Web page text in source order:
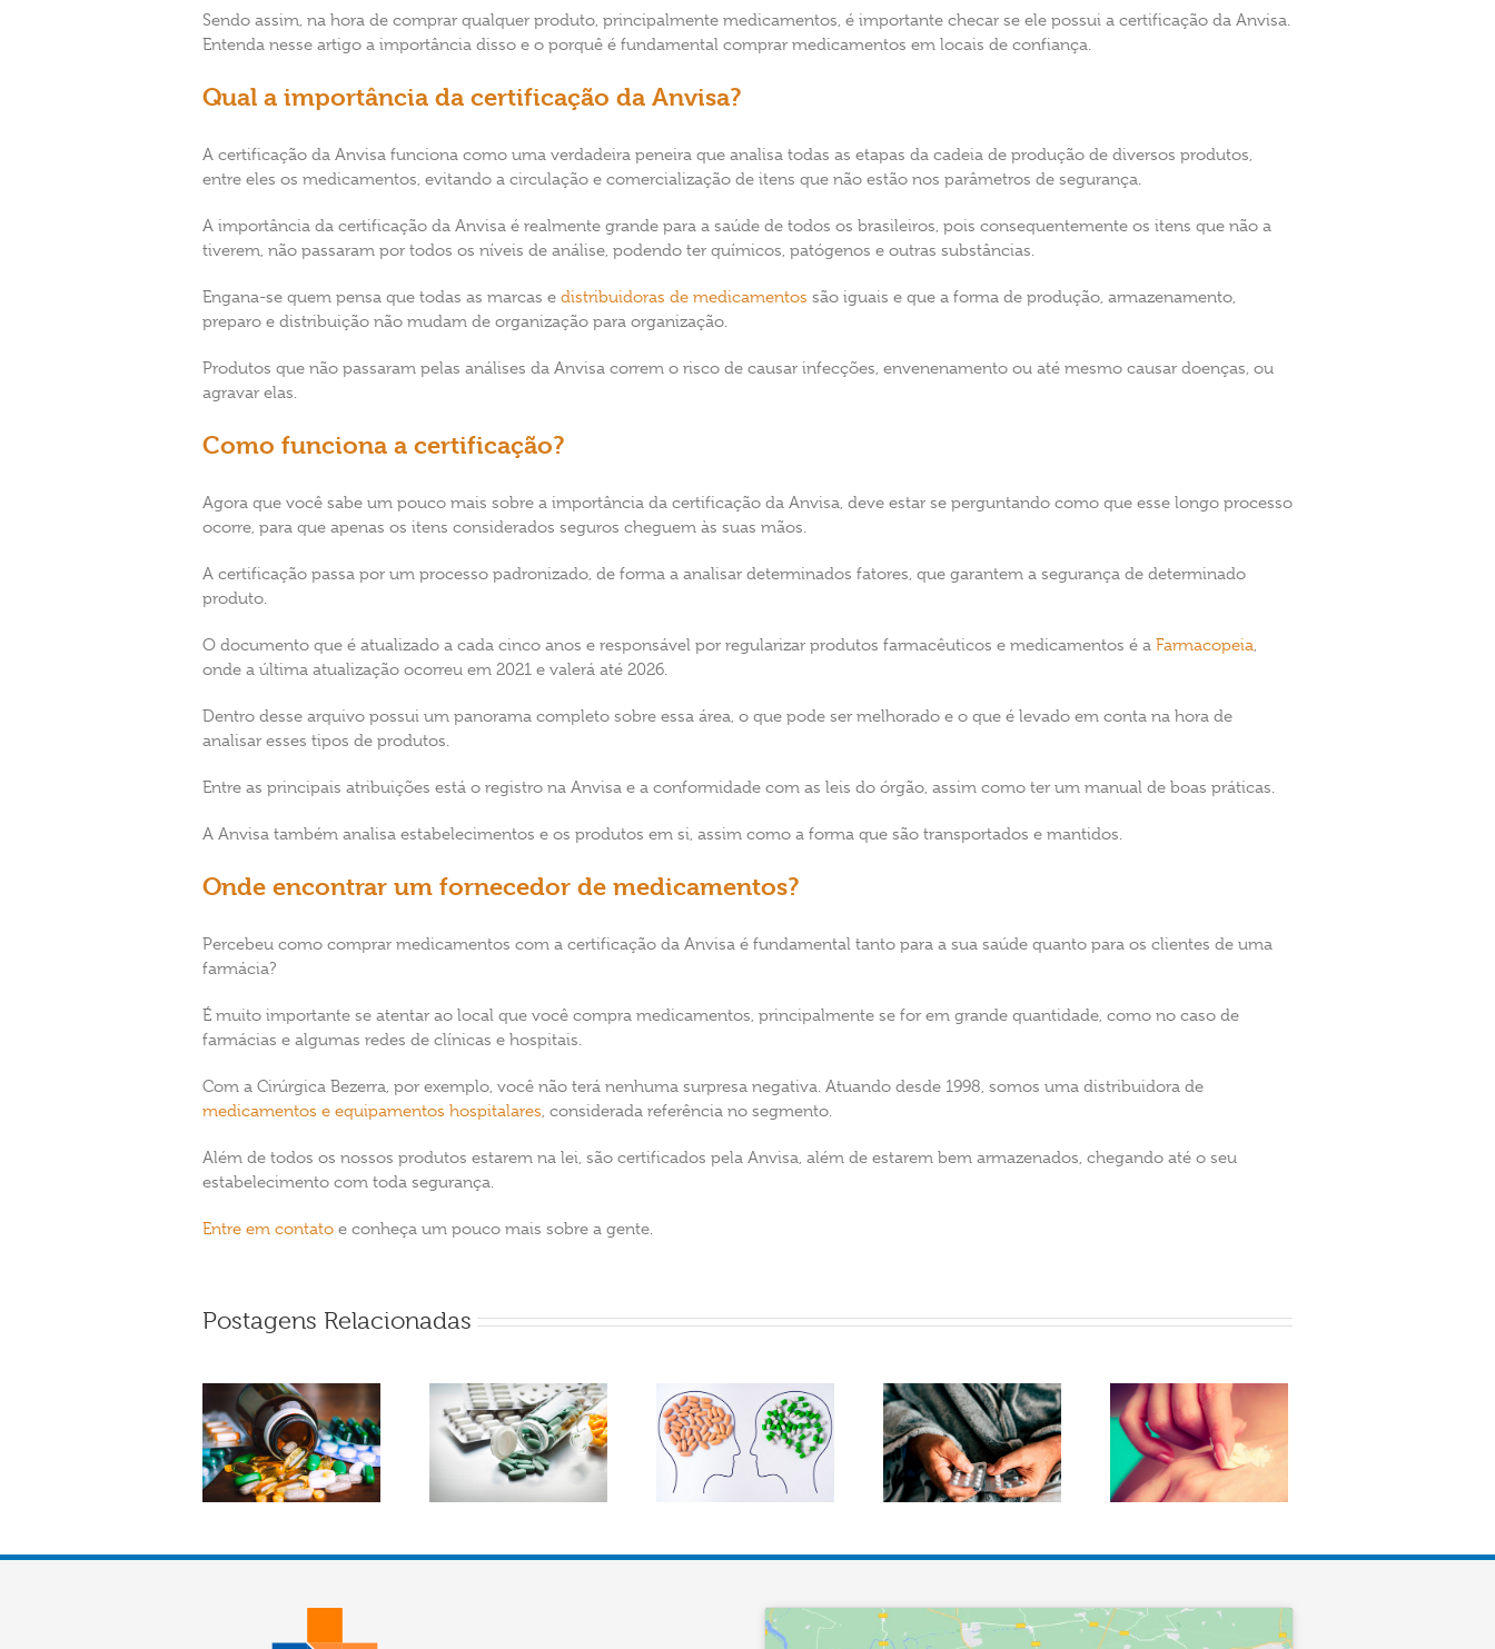
Sendo assim, na hora de comprar qualquer produto, principalmente medicamentos, é importante checar se ele possui a certificação da Anvisa.
Entenda nesse artigo a importância disso e o porquê é fundamental comprar medicamentos em locais de confiança.
Qual a importância da certificação da Anvisa?
A certificação da Anvisa funciona como uma verdadeira peneira que analisa todas as etapas da cadeia de produção de diversos produtos,
entre eles os medicamentos, evitando a circulação e comercialização de itens que não estão nos parâmetros de segurança.
A importância da certificação da Anvisa é realmente grande para a saúde de todos os brasileiros, pois consequentemente os itens que não a
tiverem, não passaram por todos os níveis de análise, podendo ter químicos, patógenos e outras substâncias.
Engana-se quem pensa que todas as marcas e distribuidoras de medicamentos são iguais e que a forma de produção, armazenamento,
preparo e distribuição não mudam de organização para organização.
Produtos que não passaram pelas análises da Anvisa correm o risco de causar infecções, envenenamento ou até mesmo causar doenças, ou
agravar elas.
Como funciona a certificação?
Agora que você sabe um pouco mais sobre a importância da certificação da Anvisa, deve estar se perguntando como que esse longo processo
ocorre, para que apenas os itens considerados seguros cheguem às suas mãos.
A certificação passa por um processo padronizado, de forma a analisar determinados fatores, que garantem a segurança de determinado
produto.
O documento que é atualizado a cada cinco anos e responsável por regularizar produtos farmacêuticos e medicamentos é a Farmacopeia,
onde a última atualização ocorreu em 2021 e valerá até 2026.
Dentro desse arquivo possui um panorama completo sobre essa área, o que pode ser melhorado e o que é levado em conta na hora de
analisar esses tipos de produtos.
Entre as principais atribuições está o registro na Anvisa e a conformidade com as leis do órgão, assim como ter um manual de boas práticas.
A Anvisa também analisa estabelecimentos e os produtos em si, assim como a forma que são transportados e mantidos.
Onde encontrar um fornecedor de medicamentos?
Percebeu como comprar medicamentos com a certificação da Anvisa é fundamental tanto para a sua saúde quanto para os clientes de uma
farmácia?
É muito importante se atentar ao local que você compra medicamentos, principalmente se for em grande quantidade, como no caso de
farmácias e algumas redes de clínicas e hospitais.
Com a Cirúrgica Bezerra, por exemplo, você não terá nenhuma surpresa negativa. Atuando desde 1998, somos uma distribuidora de
medicamentos e equipamentos hospitalares, considerada referência no segmento.
Além de todos os nossos produtos estarem na lei, são certificados pela Anvisa, além de estarem bem armazenados, chegando até o seu
estabelecimento com toda segurança.
Entre em contato e conheça um pouco mais sobre a gente.
Postagens Relacionadas
Remédio, fármaco e
medicamento: qual a
diferença?
Existe diferença
entre suplementos
alimentares e
medicamentos?
Como alertar os
pacientes sobre os
perigos da
automedicação?
Fornecedor de
pomada de
cicatrização: o que é
importante saber?